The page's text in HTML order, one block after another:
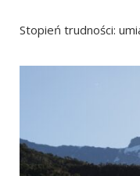
Stopień trudności: